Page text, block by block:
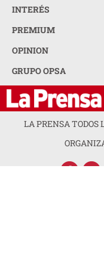
INTERÉS
PREMIUM
OPINION
GRUPO OPSA
LA PRENSA TODOS